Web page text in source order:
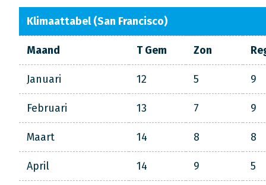
Klimaattabel (San Francisco)
Maand T Gem Zon
Januari 12 5 9
Februari 13 7 9
Maart 14 8 8
April 14 9 5